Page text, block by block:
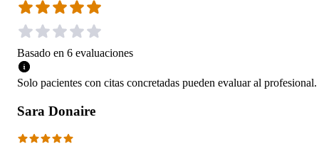
Basado en 6 evaluaciones
Solo pacientes con citas concretadas pueden evaluar al profesional.
Sara Donaire